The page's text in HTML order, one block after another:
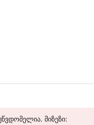
მიზეზი: